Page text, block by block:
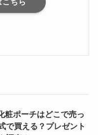
粧ポーチはどこで売っ
で買える？プレゼント